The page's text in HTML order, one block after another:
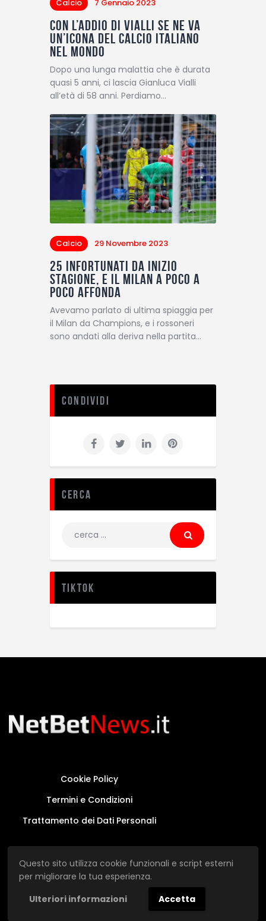
Questo sito utilizza cookie funzionali e script esterni
per migliorare la tua esperienza.
Ulteriori informazioni
Accetta
Calcio 7 Gennaio 2023
Con l’addio di Vialli se ne va
un’icona del calcio italiano
nel mondo
Dopo una lunga malattia che è durata
quasi 5 anni, ci lascia Gianluca Vialli
all’età di 58 anni. Perdiamo…
Calcio 29 Novembre 2023
25 infortunati da inizio
stagione, e il Milan a poco a
poco affonda
Avevamo parlato di ultima spiaggia per
il Milan da Champions, e i rossoneri
sono andati alla deriva nella partita…
Condividi
Cerca
TikTok
Cookie Policy
Termini e Condizioni
Trattamento dei Dati Personali
Questo sito non rappresenta una testata
giornalistica in quanto viene aggiornato senza
alcuna periodicità.